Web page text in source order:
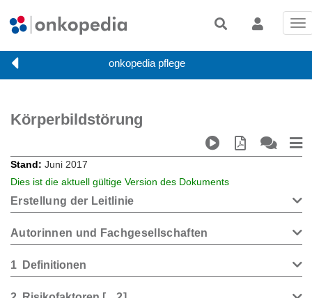
Körperbildstörung
Stand
Juni 2017
Dies ist die aktuell gültige Version des Dokuments
Erstellung der Leitlinie
Autorinnen und Fachgesellschaften
1 Definitionen